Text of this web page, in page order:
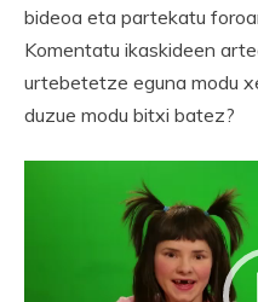
bideoa eta partekatu
Komentatu ikaskideen
urtebetetze eguna modu
duzue modu bitxi batez?
erreproduzigailua